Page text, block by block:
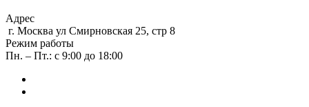
Адрес
г. Москва ул Смирновская 25, стр 8
Режим работы
Пн. – Пт.: с 9:00 до 18:00